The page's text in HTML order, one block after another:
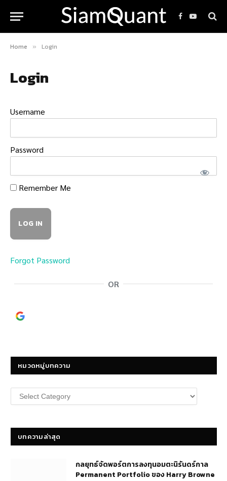
Facebook
YouTube
Home » Login
Login
Username
Password
Remember Me
Forgot Password
OR
หมวดหมู่บทความ
หมวด
หมู่
บทความล่าสุด
กลยุทธ์​จัดพอร์ตการลงทุนอมตะนิรันดร์กาล
Permanent Portfolio ของ Harry Browne